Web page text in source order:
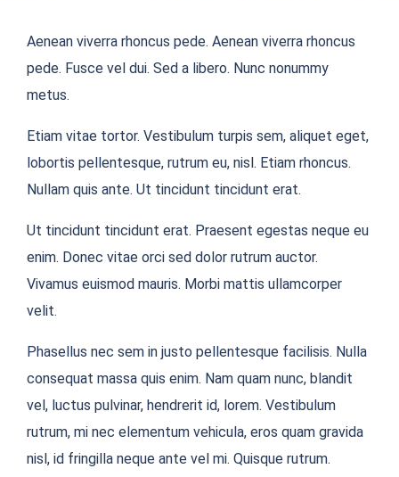
Aenean viverra rhoncus pede. Aenean viverra rhoncus
pede. Fusce vel dui. Sed a libero. Nunc nonummy
metus.
Etiam vitae tortor. Vestibulum turpis sem, aliquet eget,
lobortis pellentesque, rutrum eu, nisl. Etiam rhoncus.
Nullam quis ante. Ut tincidunt tincidunt erat.
Ut tincidunt tincidunt erat. Praesent egestas neque eu
enim. Donec vitae orci sed dolor rutrum auctor.
Vivamus euismod mauris. Morbi mattis ullamcorper
velit.
Phasellus nec sem in justo pellentesque facilisis. Nulla
consequat massa quis enim. Nam quam nunc, blandit
vel, luctus pulvinar, hendrerit id, lorem. Vestibulum
rutrum, mi nec elementum vehicula, eros quam gravida
nisl, id fringilla neque ante vel mi. Quisque rutrum.